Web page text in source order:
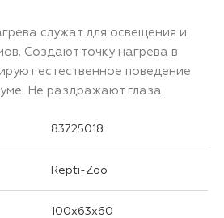
служат для освещения и
Создают точку нагрева в
естественное поведение
Не раздражают глаза.
83725018
Repti-Zoo
100x63x60